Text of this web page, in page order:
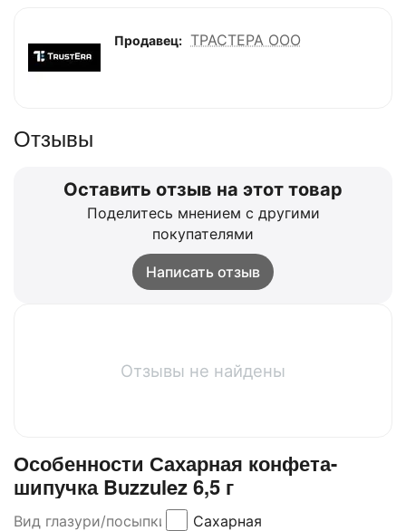
Продавец: ТРАСТЕРА ООО
Отзывы
Оставить отзыв на этот товар
Поделитесь мнением с другими
покупателями
Написать отзыв
Отзывы не найдены
Особенности Сахарная конфета-
шипучка Buzzulez 6,5 г
Вид глазури/посыпки Сахарная